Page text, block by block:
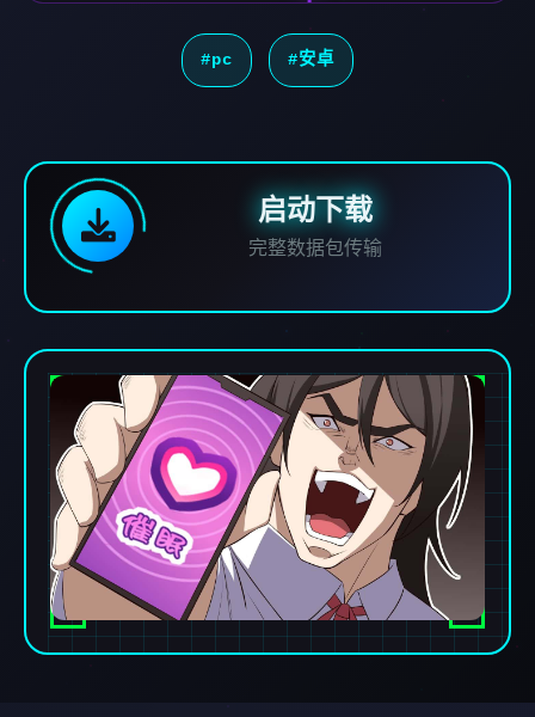
#pc #安卓
启动下载
完整数据包传输